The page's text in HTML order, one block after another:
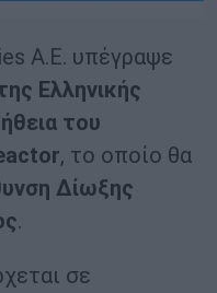
Α.Ε. υπέγραψε
Ελληνικής
του
, το οποίο θα
Δίωξης
.
σε